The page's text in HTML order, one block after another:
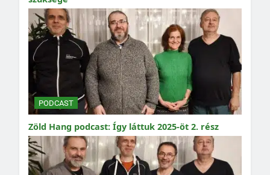
PODCAST
Zöld Hang podcast: Így láttuk 2025-öt 2. rész